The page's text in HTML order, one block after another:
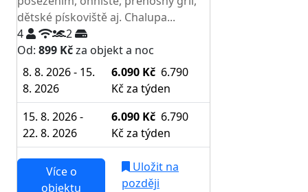
dětské pískoviště aj. Chalupa...
4
2
Od: 899 Kčza objekt a noc
8. 8. 2026 - 15.
8. 2026
6.090 Kč 6.790
Kč za týden
15. 8. 2026 -
22. 8. 2026
6.090 Kč 6.790
Kč za týden
Více o
objektu
Uložit na
později